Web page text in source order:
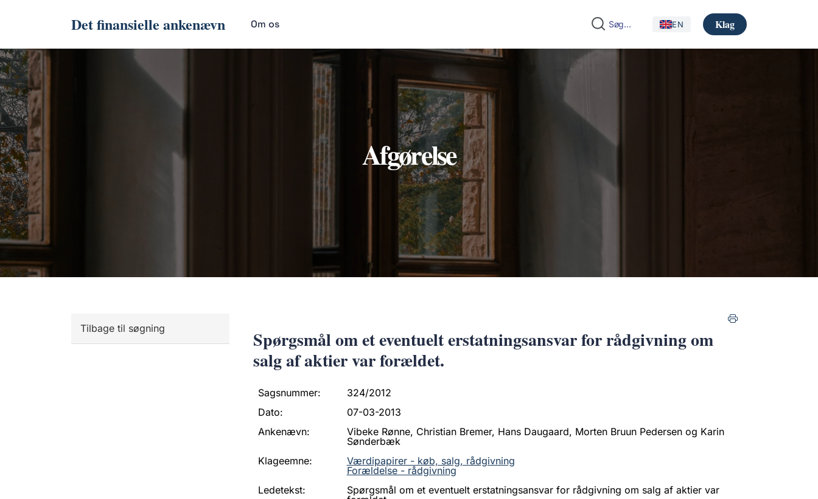
Det finansielle ankenævn Om os EN Klag
Afgørelse
Tilbage til søgning
Spørgsmål om et eventuelt erstatningsansvar for rådgivning om
salg af aktier var forældet.
Sagsnummer:
324/2012
Dato:
07-03-2013
Ankenævn:
Vibeke Rønne, Christian Bremer, Hans Daugaard, Morten Bruun Pedersen og Karin
Sønderbæk
Klageemne:
Værdipapirer - køb, salg, rådgivning
Forældelse - rådgivning
Ledetekst:
Spørgsmål om et eventuelt erstatningsansvar for rådgivning om salg af aktier var